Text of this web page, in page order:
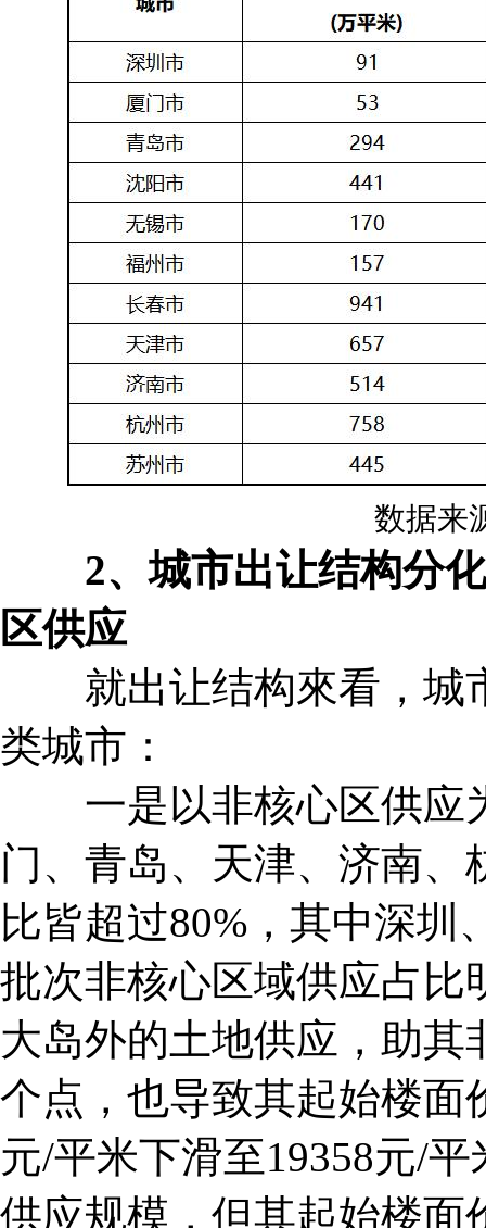
数据来
2、城市出让结构分
区供应
就出让结构來看，城
类城市：
一是以非核心区供应
门、青岛、天津、济南
比皆超过80%，其中深圳
批次非核心区域供应占比
大岛外的土地供应，助其
个点，也导致其起始楼面
元/平米下滑至19358元/
供应规模，但其起始楼面